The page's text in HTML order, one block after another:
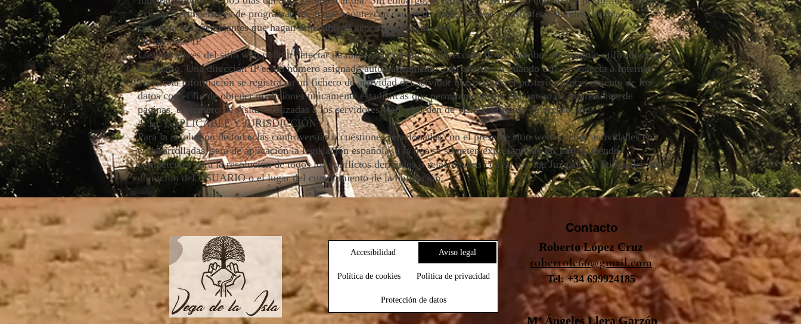
existan ciertos errores de programación, o que acontezcan causas de fuerza mayor, catástrofes naturales, huelgas o
circunstancias semejantes que hagan imposible el acceso a la página web.
Direcciones IP
Los servidores del sitio web podrán detectar de manera automática la dirección IP y el nombre de dominio utilizados por
el usuario. Una dirección IP es un número asignado automáticamente a un ordenador cuando este se conecta a Internet.
Toda esta información se registra en un fichero de actividad del servidor que permite el posterior procesamiento de los
datos con el fin de obtener mediciones únicamente estadísticas que permitan conocer el número de impresiones de
páginas, el número de visitas realizadas a los servidores web, el orden de visitas, el punto de acceso, etc.
4. LEY APLICABLE Y JURISDICCIÓN
Para la resolución de todas las controversias o cuestiones relacionadas con el presente sitio web o de las actividades en
él desarrolladas, será de aplicación la legislación española, a la que se someten expresamente las partes, siendo
competentes para la resolución de todos los conflictos derivados o relacionados con su uso los Juzgados y Tribunales del
domicilio del USUARIO o el lugar del cumplimiento de la obligación.
Contacto
Accesibilidad Aviso legal
Política de cookies Política de privacidad
Protección de datos
Roberto López Cruz
robertolc66@gmail.com
Tel: +34 699924185
Mª Ángeles Llera Garzón